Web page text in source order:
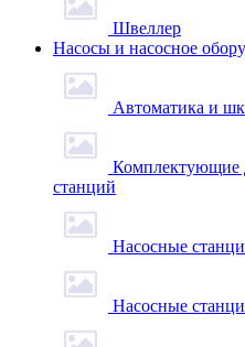
Швеллер
Насосы и насосное
Автоматика и
Комплектующие
станций
Насосные
Насосные